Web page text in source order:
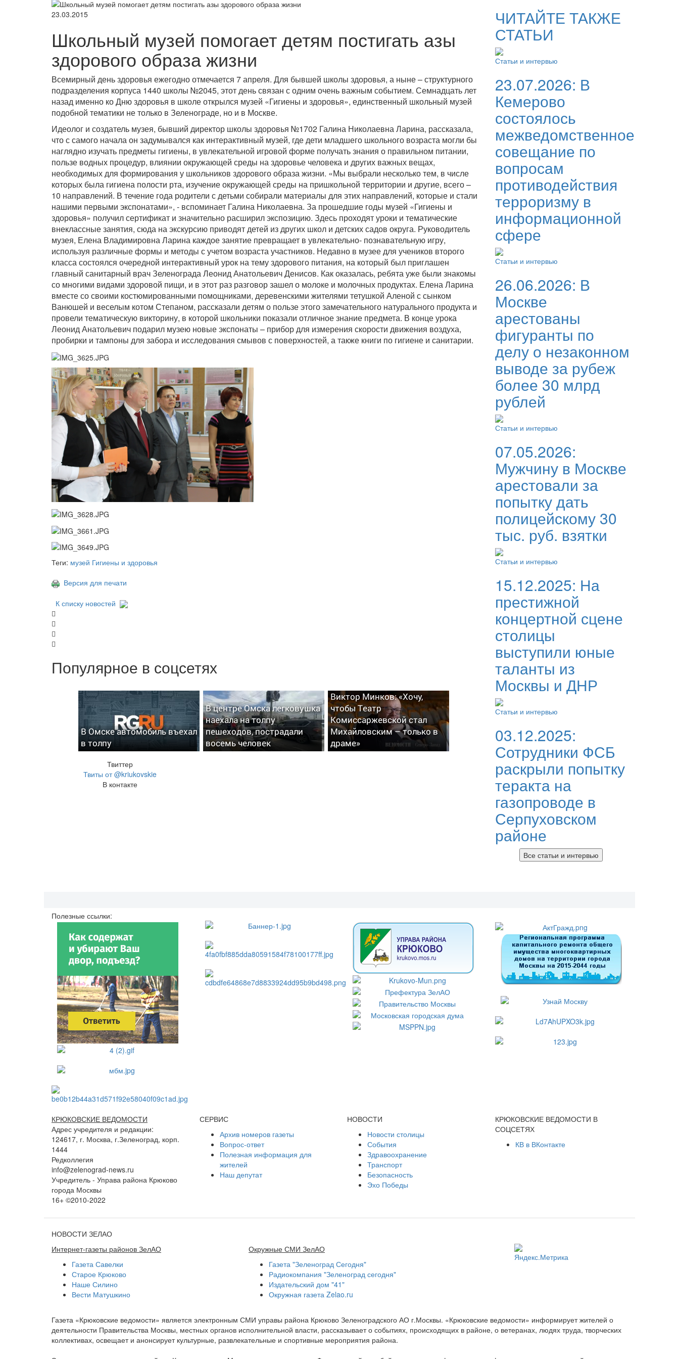
23.03.2015
Школьный музей помогает детям постигать азы
здорового образа жизни
Всемирный день здоровья ежегодно отмечается 7 апреля. Для бывшей школы здоровья, а ныне – структурного
подразделения корпуса 1440 школы №2045, этот день связан с одним очень важным событием. Семнадцать лет
назад именно ко Дню здоровья в школе открылся музей «Гигиены и здоровья», единственный школьный музей
подобной тематики не только в Зеленограде, но и в Москве.
Идеолог и создатель музея, бывший директор школы здоровья №1702 Галина Николаевна Ларина, рассказала,
что с самого начала он задумывался как интерактивный музей, где дети младшего школьного возраста могли бы
наглядно изучать предметы гигиены, в увлекательной игровой форме получать знания о правильном питании,
пользе водных процедур, влиянии окружающей среды на здоровье человека и других важных вещах,
необходимых для формирования у школьников здорового образа жизни. «Мы выбрали несколько тем, в числе
которых была гигиена полости рта, изучение окружающей среды на пришкольной территории и другие, всего –
10 направлений. В течение года родители с детьми собирали материалы для этих направлений, которые и стали
нашими первыми экспонатами», - вспоминает Галина Николаевна. За прошедшие годы музей «Гигиены и
здоровья» получил сертификат и значительно расширил экспозицию. Здесь проходят уроки и тематические
внеклассные занятия, сюда на экскурсию приводят детей из других школ и детских садов округа. Руководитель
музея, Елена Владимировна Ларина каждое занятие превращает в увлекательно- познавательную игру,
используя различные формы и методы с учетом возраста участников. Недавно в музее для учеников второго
класса состоялся очередной интерактивный урок на тему здорового питания, на который был приглашен
главный санитарный врач Зеленограда Леонид Анатольевич Денисов. Как оказалась, ребята уже были знакомы
со многими видами здоровой пищи, и в этот раз разговор зашел о молоке и молочных продуктах. Елена Ларина
вместе со своими костюмированными помощниками, деревенскими жителями тетушкой Аленой с сынком
Ванюшей и веселым котом Степаном, рассказали детям о пользе этого замечательного натурального продукта и
провели тематическую викторину, в которой школьники показали отличное знание предмета. В конце урока
Леонид Анатольевич подарил музею новые экспонаты – прибор для измерения скорости движения воздуха,
пробирки и тампоны для забора и исследования смывов с поверхностей, а также книги по гигиене и санитарии.
Теги: музей Гигиены и здоровья
Версия для печати
К списку новостей
Популярное в соцсетях
В Омске автомобиль въехал
в толпу
В центре Омска легковушка
наехала на толпу
пешеходов, пострадали
восемь человек
Виктор Минков: «Хочу,
чтобы Театр
Комиссаржевской стал
Михайловским – только в
драме»
Твиттер
Твиты от @kriukovskie
В контакте
ЧИТАЙТЕ ТАКЖЕ
СТАТЬИ
Статьи и интервью
23.07.2026: В
Кемерово
состоялось
межведомственное
совещание по
вопросам
противодействия
терроризму в
информационной
сфере
Статьи и интервью
26.06.2026: В
Москве
арестованы
фигуранты по
делу о незаконном
выводе за рубеж
более 30 млрд
рублей
Статьи и интервью
07.05.2026:
Мужчину в Москве
арестовали за
попытку дать
полицейскому 30
тыс. руб. взятки
Статьи и интервью
15.12.2025: На
престижной
концертной сцене
столицы
выступили юные
таланты из
Москвы и ДНР
Статьи и интервью
03.12.2025:
Сотрудники ФСБ
раскрыли попытку
теракта на
газопроводе в
Серпуховском
районе
Все статьи и интервью
Полезные ссылки:
КРЮКОВСКИЕ ВЕДОМОСТИ
Адрес учредителя и редакции:
124617, г. Москва, г.Зеленоград, корп.
1444
Редколлегия
info@zelenograd-news.ru
Учредитель - Управа района Крюково
города Москвы
16+ ©2010-2022
СЕРВИС
Архив номеров газеты
Вопрос-ответ
Полезная информация для
жителей
Наш депутат
НОВОСТИ
Новости столицы
События
Здравоохранение
Транспорт
Безопасность
Эхо Победы
КРЮКОВСКИЕ ВЕДОМОСТИ В
СОЦСЕТЯХ
КВ в ВКонтакте
НОВОСТИ ЗЕЛАО
Интернет-газеты районов ЗелАО
Газета Савелки
Старое Крюково
Наше Силино
Вести Матушкино
Окружные СМИ ЗелАО
Газета "Зеленоград Сегодня"
Радиокомпания "Зеленоград сегодня"
Издательский дом "41"
Окружная газета Zelao.ru
Газета «Крюковские ведомости» является электронным СМИ управы района Крюково Зеленоградского АО г.Москвы. «Крюковские ведомости» информирует жителей о
деятельности Правительства Москвы, местных органов исполнительной власти, рассказывает о событиях, происходящих в районе, о ветеранах, людях труда, творческих
коллективах, освещает и анонсирует культурные, развлекательные и спортивные мероприятия района.